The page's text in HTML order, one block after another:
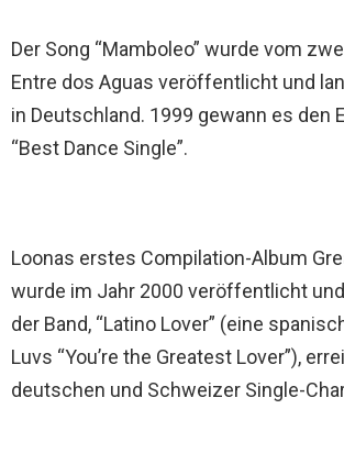
Der Song “Mamboleo” wurde vom
Entre dos Aguas veröffentlicht und
in Deutschland. 1999 gewann es den
“Best Dance Single”.
Loonas erstes Compilation-Album
wurde im Jahr 2000 veröffentlicht
der Band, “Latino Lover” (eine
Luvs “You’re the Greatest Lover”),
deutschen und Schweizer Single-